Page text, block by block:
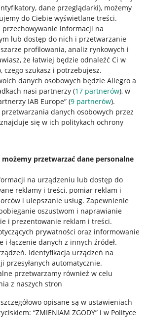
dane przeglądarki), możemy
do Ciebie wyświetlane treści.
przechowywanie informacji na
lub dostęp do nich i przetwarzanie
profilowania, analiz rynkowych i
że łatwiej będzie odnaleźć Ci w
czego szukasz i potrzebujesz.
danych osobowych będzie Allegro a
nasi partnerzy (17 partnerów), w
IAB Europe” (9 partnerów).
danych osobowych przez
się w ich politykach ochrony
przetwarzać dane personalne
na urządzeniu lub dostęp do
reklamy i treści, pomiar reklam i
i ulepszanie usług. Zapewnienie
oszustwom i naprawianie
i prezentowanie reklam i treści.
prywatności oraz informowanie
i łączenie danych z innych źródeł.
. Identyfikacja urządzeń na
przesyłanych automatycznie.
przetwarzamy również w celu
z naszych stron
opisane są w ustawieniach
“ZMIENIAM ZGODY” i w Polityce
Usługach Cyfrowych